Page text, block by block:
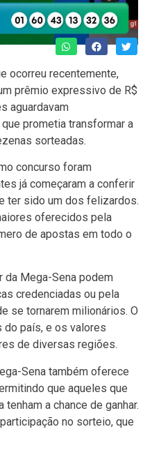
ocorreu recentemente,
prêmio expressivo de R$
aguardavam
prometia transformar a
sorteadas.
concurso foram
já começaram a conferir
ter sido um dos felizardos.
oferecidos pela
de apostas em todo o
Mega-Sena podem
credenciadas ou pela
se tornarem milionários. O
do país, e os valores
de diversas regiões.
Sena também oferece
que aqueles que
a chance de ganhar.
no sorteio, que